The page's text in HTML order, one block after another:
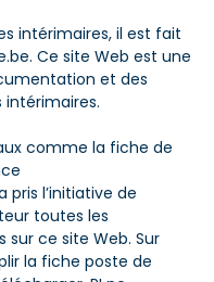
intérimaires, il est fait
. Ce site Web est une
et des
comme la fiche de
pris l’initiative de
toutes les
ce site Web. Sur
la fiche poste de